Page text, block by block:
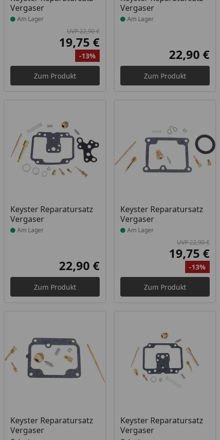
Vergaser
Am Lager
Ursprünglicher Preis
UVP 22,90 €
Aktueller Preis
19,75 €
Rabatt
-13%
Zum Produkt
Vergaser
Am Lager
22,90 €
Zum Produkt
Keyster Reparatursatz
Vergaser
Produkt am Lager
Am Lager
Aktueller Preis
22,90 €
Zum Produkt
Keyster Reparatursatz
Vergaser
Produkt am Lager
Am Lager
UVP 22,90 €
19,75 €
-13%
Zum Produkt
Keyster Reparatursatz
Vergaser
Produkt am Lager
Keyster Reparatursatz
Vergaser
Produkt am Lager